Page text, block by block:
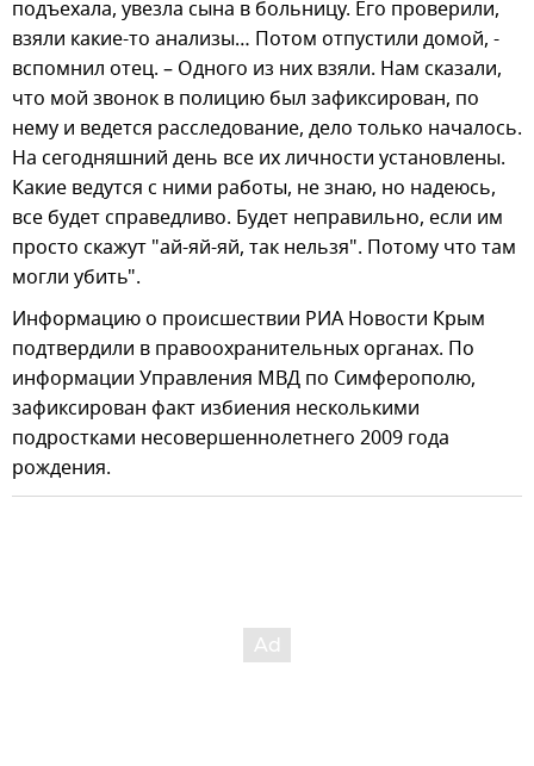
подъехала, увезла сына в больницу. Его проверили,
взяли какие-то анализы… Потом отпустили домой, -
вспомнил отец. – Одного из них взяли. Нам сказали,
что мой звонок в полицию был зафиксирован, по
нему и ведется расследование, дело только началось.
На сегодняшний день все их личности установлены.
Какие ведутся с ними работы, не знаю, но надеюсь,
все будет справедливо. Будет неправильно, если им
просто скажут "ай-яй-яй, так нельзя". Потому что там
могли убить".
Информацию о происшествии РИА Новости Крым
подтвердили в правоохранительных органах. По
информации Управления МВД по Симферополю,
зафиксирован факт избиения несколькими
подростками несовершеннолетнего 2009 года
рождения.